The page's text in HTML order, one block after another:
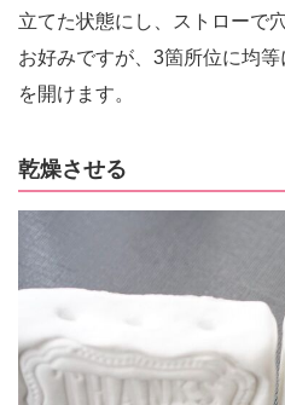
立てた状態にし、ストローで
お好みですが、3箇所位に均
を開けます。
乾燥させる